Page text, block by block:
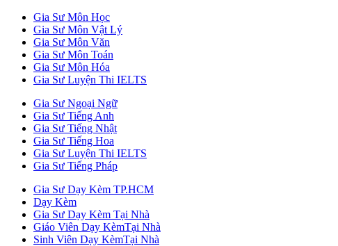
Gia Sư Môn Học
Gia Sư Môn Vật Lý
Gia Sư Môn Văn
Gia Sư Môn Toán
Gia Sư Môn Hóa
Gia Sư Luyện Thi IELTS
Gia Sư Ngoại Ngữ
Gia Sư Tiếng Anh
Gia Sư Tiếng Nhật
Gia Sư Tiếng Hoa
Gia Sư Luyện Thi IELTS
Gia Sư Tiếng Pháp
Gia Sư Dạy Kèm TP.HCM
Dạy Kèm
Gia Sư Dạy Kèm Tại Nhà
Giáo Viên Dạy KèmTại Nhà
Sinh Viên Dạy KèmTại Nhà